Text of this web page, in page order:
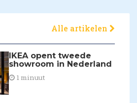
Alle artikelen
IKEA opent tweede
showroom in Nederland
1 minuut